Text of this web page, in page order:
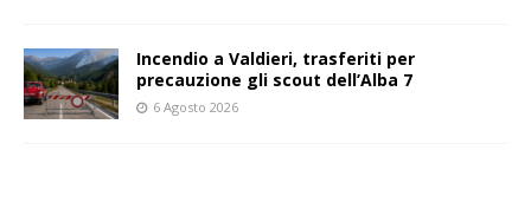
Incendio a Valdieri, trasferiti per
precauzione gli scout dell’Alba 7
6 Agosto 2026